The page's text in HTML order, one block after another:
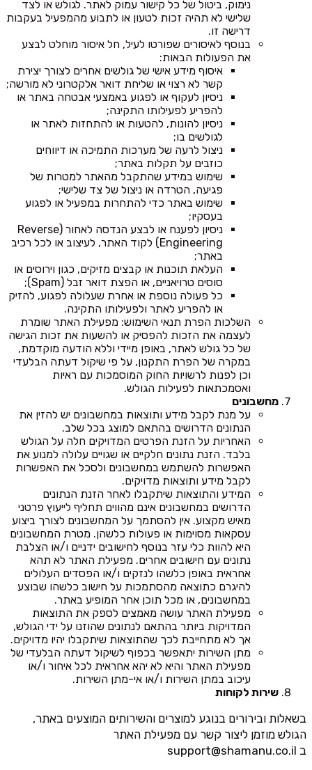
נימוק, ביטול של כל קישור עמוק לאתר. לגולש או לצד
שלישי לא תהיה זכות לטעון או לתבוע מהמפעיל בעקבות
דרישה זו.
בנוסף לאיסורים שפורטו לעיל, חל איסור מוחלט לבצע
את הפעולות הבאות:
איסוף מידע אישי של גולשים אחרים לצורך יצירת
קשר לא רצוי או שליחת דואר אלקטרוני לא מורשה;
ניסיון לעקוף או לפגוע באמצעי אבטחה באתר או
להפריע לפעילותו התקינה;
ניסיון להונות, להטעות או להתחזות לאתר או
לגולשים בו;
ניצול לרעה של מערכות התמיכה או דיווחים
כוזבים על תקלות באתר;
שימוש במידע שהתקבל מהאתר למטרות של
פגיעה, הטרדה או ניצול של צד שלישי;
שימוש באתר כדי להתחרות במפעיל או לפגוע
בעסקיו;
ניסיון לפענח או לבצע הנדסה לאחור (Reverse
Engineering) לקוד האתר, לעיצוב או לכל רכיב
באתר;
העלאת תוכנות או קבצים מזיקים, כגון וירוסים או
סוסים טרויאניים, או הפצת דואר זבל (Spam);
כל פעולה נוספת או אחרת שעלולה לפגוע, להזיק
או להפריע לאתר ולפעילותו התקינה.
השלכות הפרת תנאי השימוש: מפעילת האתר שומרת
לעצמה את הזכות להפסיק או להשעות את זכות הגישה
של כל גולש לאתר, באופן מיידי וללא הודעה מוקדמת,
במקרה של הפרת התקנון, על פי שיקול דעתה הבלעדי
וכן לפנות לרשויות החוק המוסמכות עם ראיות
ואסמכתאות לפעילות הגולש.
מחשבונים
על מנת לקבל מידע ותוצאות במחשבונים יש להזין את
הנתונים הדרושים בהתאם למוצג בכל שלב.
האחריות על הזנת הפרטים המדויקים חלה על הגולש
בלבד. הזנת נתונים חלקיים או שגויים עלולה למנוע את
האפשרות להשתמש במחשבונים ולסכל את האפשרות
לקבל מידע ותוצאות מדויקים.
המידע והתוצאות שיתקבלו לאחר הזנת הנתונים
הדרושים במחשבונים אינם מהווים תחליף לייעוץ פרטני
מאיש מקצוע. אין להסתמך על המחשבונים לצורך ביצוע
עסקאות מסוימות או פעולות כלשהן. מטרת המחשבונים
היא להוות כלי עזר בנוסף לחישובים ידניים ו/או הצלבת
נתונים עם חישובים אחרים. מפעילת האתר לא תהא
אחראית באופן כלשהו לנזקים ו/או הפסדים העלולים
להיגרם כתוצאה מהסתמכות על חישוב כלשהו שבוצע
במחשבונים, או מכל תוכן אחר המופיע באתר.
מפעילת האתר עושה מאמצים לספק את התוצאות
המדויקות ביותר בהתאם לנתונים שהוזנו על ידי הגולש,
אך לא מתחייבת לכך שהתוצאות שיתקבלו יהיו מדויקים.
מתן השירות יתאפשר בכפוף לשיקול דעתה הבלעדי של
מפעילת האתר והיא לא יהא אחראית לכל איחור ו/או
עיכוב במתן השירות ו/או אי-מתן השירות.
שירות לקוחות
בשאלות ובירורים בנוגע למוצרים והשירותים המוצעים באתר,
הגולש מוזמן ליצור קשר עם מפעילת האתר
ב support@shamanu.co.il